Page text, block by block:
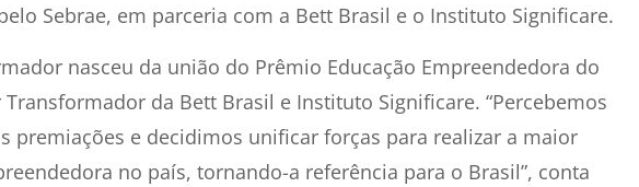
Sebrae, em parceria com a Bett Brasil e o Instituto Significare.
nasceu da união do Prêmio Educação Empreendedora do
da Bett Brasil e Instituto Significare. “Percebemos
premiações e decidimos unificar forças para realizar a maior
no país, tornando-a referência para o Brasil”, conta